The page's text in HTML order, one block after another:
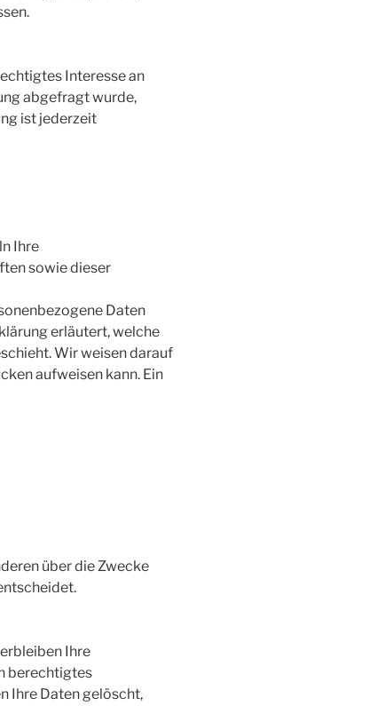
Interesse an
abgefragt wurde,
ist jederzeit
Ihre
sowie dieser
Daten
erläutert, welche
Wir weisen darauf
aufweisen kann. Ein
über die Zwecke
Ihre
berechtigtes
Ihre Daten gelöscht,